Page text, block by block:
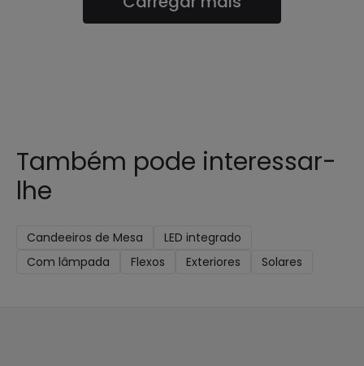
Também pode interessar-
lhe
Candeeiros de Mesa
LED integrado
Com lâmpada
Flexos Exteriores Solares